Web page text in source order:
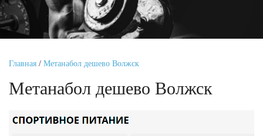
Главная / Метанабол дешево Волжск
Метанабол дешево Волжск